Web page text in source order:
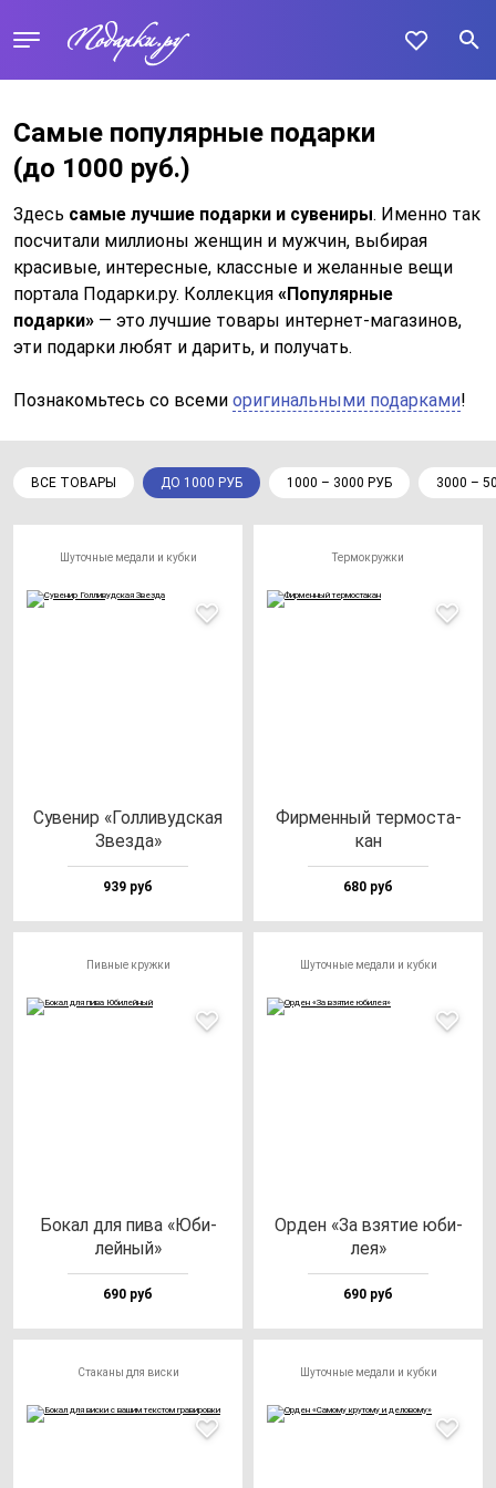
Самые популярные подарки
(до 1000 руб.)
Здесь самые лучшие подарки и сувениры. Именно так
посчитали миллионы женщин и мужчин, выбирая
красивые, интересные, классные и желанные вещи
портала Подарки.ру. Коллекция «Популярные
подарки» — это лучшие товары интернет-магазинов,
эти подарки любят и дарить, и получать.
Познакомьтесь со всеми оригинальными подарками!
ВСЕ ТОВАРЫ ДО 1000 РУБ 1000 – 3000 РУБ 3000 –
Шуточные медали и кубки
Суве­нир «Гол­ли­вуд­ская
Звез­да»
939 руб
Термокружки
Фир­мен­ный тер­мос­та­
кан
680 руб
Пивные кружки
Бокал для пи­ва «Юби­
лей­ный»
690 руб
Шуточные медали и кубки
Орден «За взя­тие юби­
лея»
690 руб
Стаканы для виски Шуточные медали и кубки